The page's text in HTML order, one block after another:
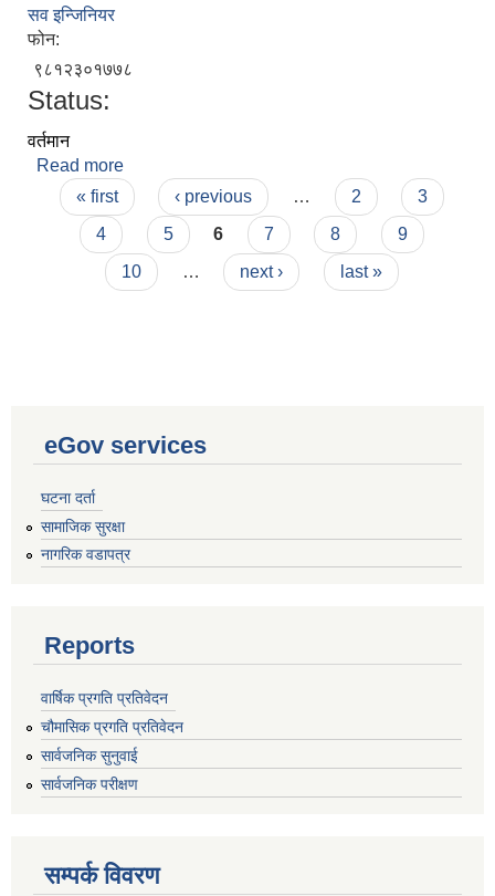
सव इन्जिनियर
फोन:
९८१२३०१७७८
Status:
वर्तमान
Read more
Pages
« first ‹ previous … 2
3
4
5 6 7 8
9
10
… next › last »
eGov services
घटना दर्ता
सामाजिक सुरक्षा
नागरिक वडापत्र
Reports
वार्षिक प्रगति प्रतिवेदन
चौमासिक प्रगति प्रतिवेदन
सार्वजनिक सुनुवाई
सार्वजनिक परीक्षण
सम्पर्क विवरण